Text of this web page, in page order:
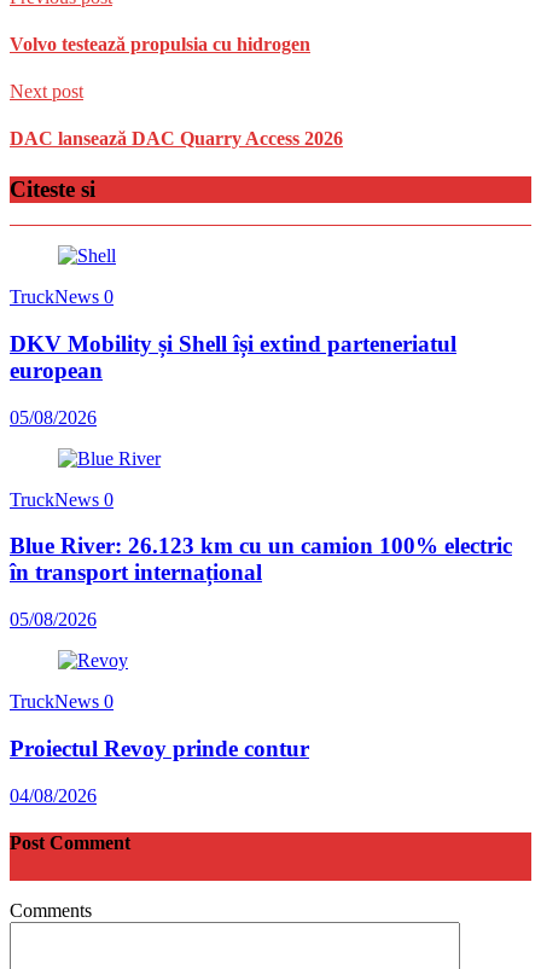
Volvo testează propulsia cu hidrogen
Next post
DAC lansează DAC Quarry Access 2026
Citeste si
TruckNews 0
DKV Mobility și Shell își extind parteneriatul
european
05/08/2026
TruckNews 0
Blue River: 26.123 km cu un camion 100% electric
în transport internațional
05/08/2026
TruckNews 0
Proiectul Revoy prinde contur
04/08/2026
Post Comment
Comments